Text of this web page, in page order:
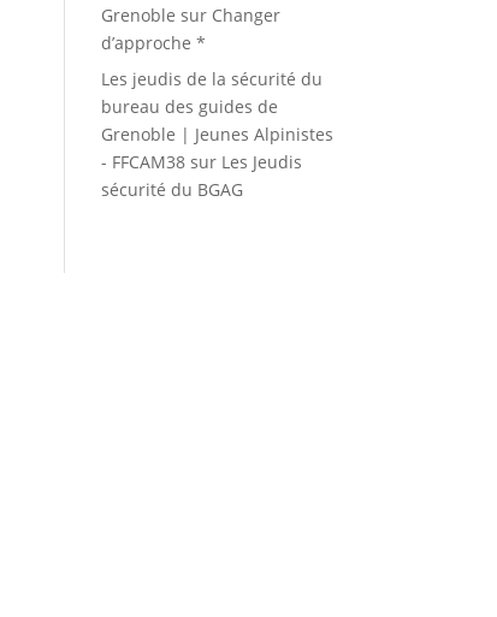
Grenoble sur Changer
d’approche *
Les jeudis de la sécurité du
bureau des guides de
Grenoble | Jeunes Alpinistes
- FFCAM38 sur Les Jeudis
sécurité du BGAG